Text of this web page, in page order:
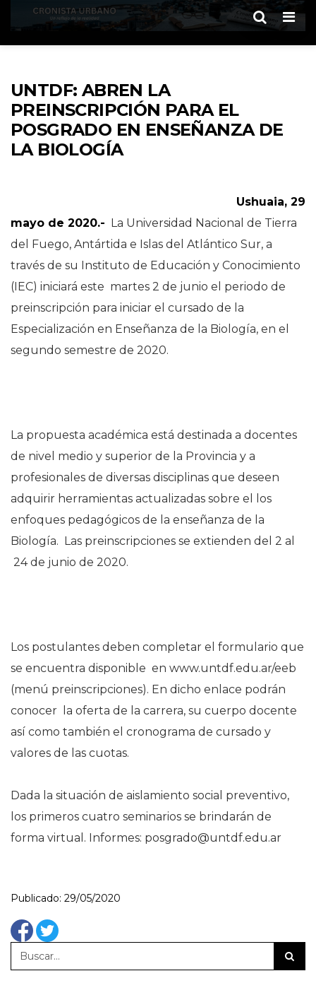
UNTDF: ABREN LA
PREINSCRIPCIÓN PARA EL
POSGRADO EN ENSEÑANZA DE
LA BIOLOGÍA
Ushuaia, 29
mayo de 2020.- La Universidad Nacional de Tierra
del Fuego, Antártida e Islas del Atlántico Sur, a
través de su Instituto de Educación y Conocimiento
(IEC) iniciará este martes 2 de junio el periodo de
preinscripción para iniciar el cursado de la
Especialización en Enseñanza de la Biología, en el
segundo semestre de 2020.
La propuesta académica está destinada a docentes
de nivel medio y superior de la Provincia y a
profesionales de diversas disciplinas que deseen
adquirir herramientas actualizadas sobre el los
enfoques pedagógicos de la enseñanza de la
Biología. Las preinscripciones se extienden del 2 al
24 de junio de 2020.
Los postulantes deben completar el formulario que
se encuentra disponible en www.untdf.edu.ar/eeb
(menú preinscripciones). En dicho enlace podrán
conocer la oferta de la carrera, su cuerpo docente
así como también el cronograma de cursado y
valores de las cuotas.
Dada la situación de aislamiento social preventivo,
los primeros cuatro seminarios se brindarán de
forma virtual. Informes: posgrado@untdf.edu.ar
Publicado: 29/05/2020